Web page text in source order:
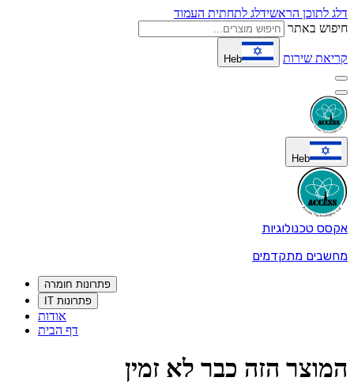
דלג לתוכן הראשידלג לתחתית העמוד
חיפוש באתר
קריאת שירות Heb
Heb
אקסס טכנולוגיות
מחשבים מתקדמים
פתרונות חומרה
פתרונות IT
אודות
דף הבית
המוצר הזה כבר לא זמין